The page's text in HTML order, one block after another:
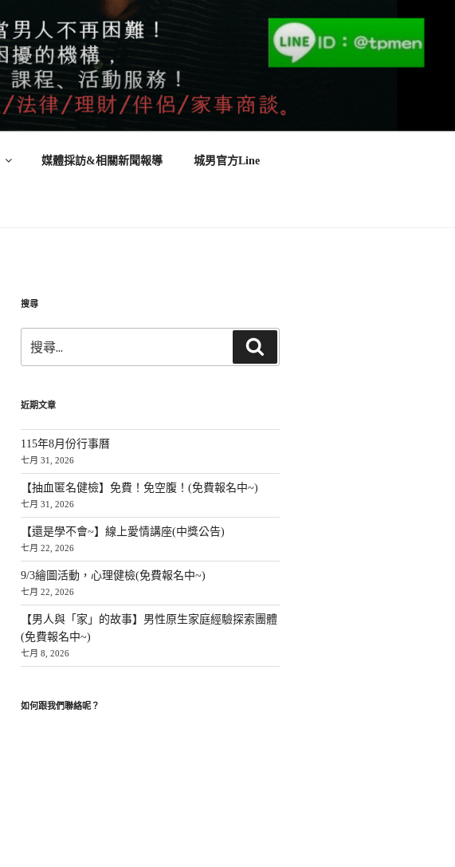
媒體採訪&相關新聞報導 城男官方Line
搜尋
尋:
尋
近期文章
115年8月份行事曆
七月 31, 2026
【抽血匿名健檢】免費！免空腹！(免費報名中~)
七月 31, 2026
【還是學不會~】線上愛情講座(中獎公告)
七月 22, 2026
9/3繪圖活動，心理健檢(免費報名中~)
七月 22, 2026
【男人與「家」的故事】男性原生家庭經驗探索團體
(免費報名中~)
七月 8, 2026
如何跟我們聯絡呢？